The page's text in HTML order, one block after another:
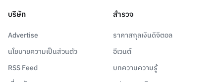
บริษัท
Advertise
นโยบายความเป็นส่วนตัว
RSS Feed
สำรวจ
ราคาสกุลเงินดิจิตอล
อีเวนต์
บทความความรู้